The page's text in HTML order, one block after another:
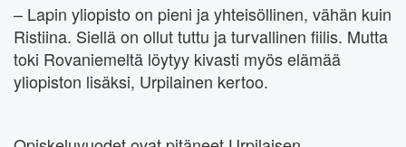
– Lapin yliopisto on pieni ja yhteisöllinen, vähän kuin
Ristiina. Siellä on ollut tuttu ja turvallinen fiilis. Mutta
toki Rovaniemeltä löytyy kivasti myös elämää
yliopiston lisäksi, Urpilainen kertoo.